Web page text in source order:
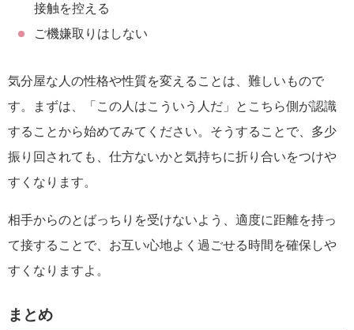
接触を控える
ご機嫌取りはしない
気分屋な人の性格や性質を変えることは、難しいもので
す。まずは、「この人はこういう人だ」とこちら側が認識
することから始めてみてください。そうすることで、多少
振り回されても、仕方ないかと気持ちに折り合いをつけや
すくなります。
相手からのとばっちりを受けないよう、適度に距離を持っ
て接することで、お互い心地よく過ごせる時間を確保しや
すくなりますよ。
まとめ